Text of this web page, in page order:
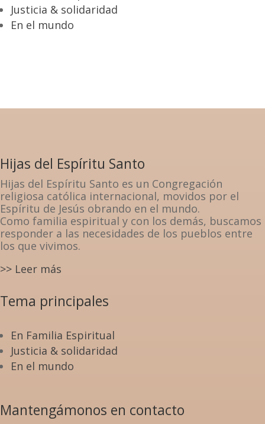
Justicia & solidaridad
En el mundo
Hijas del Espíritu Santo
Hijas del Espíritu Santo es un Congregación
religiosa católica internacional, movidos por el
Espíritu de Jesús obrando en el mundo.
Como familia espiritual y con los demás, buscamos
responder a las necesidades de los pueblos entre
los que vivimos.
>> Leer más
Tema principales
En Familia Espiritual
Justicia & solidaridad
En el mundo
Mantengámonos en contacto